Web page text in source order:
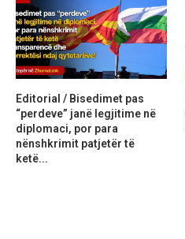
Editorial / Bisedimet pas
“perdeve” janë legjitime në
diplomaci, por para
nënshkrimit patjetër të
ketë...